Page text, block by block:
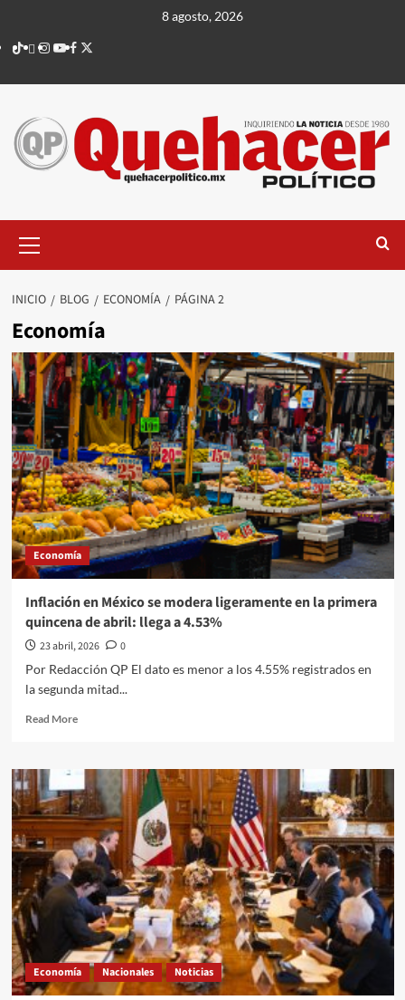
contenido
8 agosto, 2026
TikTok
threads
Instagram
Youtube
Facebook
X
principal
INICIO BLOG ECONOMÍA PÁGINA 2
Economía
Economía
Inflación en México se modera ligeramente en la primera
quincena de abril: llega a 4.53%
23 abril, 2026
0
Por Redacción QP El dato es menor a los 4.55% registrados en
la segunda mitad...
Read MoreRead
Inflación
en
México
se
modera
ligeramente
en
la
primera
quincena
de
abril:
llega
a
Economía Nacionales Noticias